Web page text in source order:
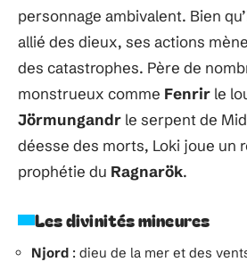
personnage ambivalent. Bien
allié des dieux, ses actions
des catastrophes. Père de
monstrueux comme Fenrir le
Jörmungandr le serpent de
déesse des morts, Loki joue un
prophétie du Ragnarök.
Les divinités mineures
Njord : dieu de la mer et des